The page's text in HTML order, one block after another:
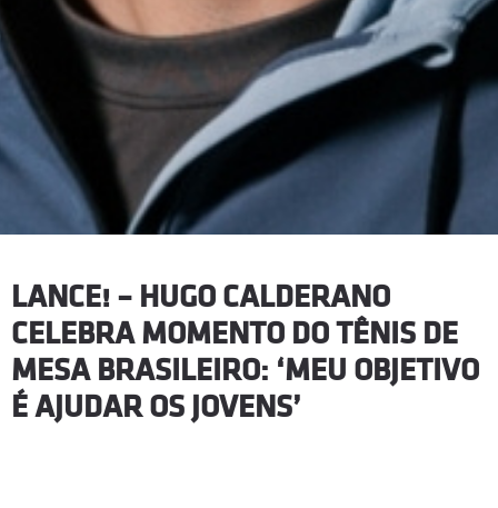
LANCE! – HUGO CALDERANO
CELEBRA MOMENTO DO TÊNIS DE
MESA BRASILEIRO: ‘MEU OBJETIVO
É AJUDAR OS JOVENS’